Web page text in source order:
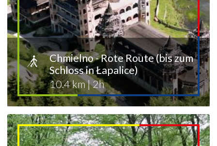
Chmielno - Rote Route (bis zum
Schloss in Łapalice)
10.4 km|2h